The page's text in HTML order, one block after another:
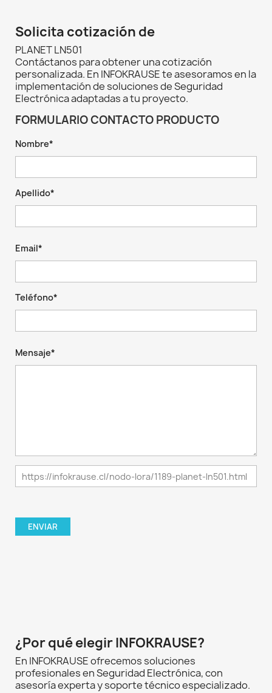
Solicita cotización de
PLANET LN501
Contáctanos para obtener una cotización
personalizada. En INFOKRAUSE te asesoramos en la
implementación de soluciones de Seguridad
Electrónica adaptadas a tu proyecto.
FORMULARIO CONTACTO PRODUCTO
Nombre*
Apellido*
Email*
Teléfono*
Mensaje*
¿Por qué elegir INFOKRAUSE?
En INFOKRAUSE ofrecemos soluciones
profesionales en Seguridad Electrónica, con
asesoría experta y soporte técnico especializado.